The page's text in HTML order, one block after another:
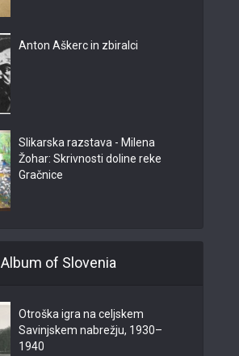
Anton Aškerc in zbiralci
Slikarska razstava - Milena
Žohar: Skrivnosti doline reke
Gračnice
Album of Slovenia
Otroška igra na celjskem
Savinjskem nabrežju, 1930–
1940